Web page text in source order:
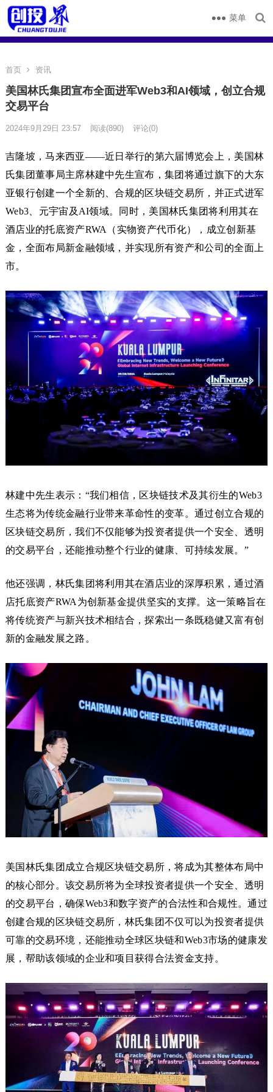
菜单
首页 资讯
美国林氏集团宣布全面进军Web3和AI领域，创立合规
交易平台
2024年9月29日 23:57 阅读(890) 评论(0)
吉隆坡，马来西亚——近日举行的第六届博览会上，美国林
氏集团董事局主席林建中先生宣布，集团将通过旗下的大东
亚银行创建一个全新的、合规的区块链交易所，并正式进军
Web3、元宇宙及AI领域。同时，美国林氏集团将利用其在
酒店业的托底资产RWA（实物资产代币化），成立创新基
金，全面布局新金融领域，并实现所有资产和公司的全面上
市。
林建中先生表示：“我们相信，区块链技术及其衍生的Web3
生态将为传统金融行业带来革命性的变革。通过创立合规的
区块链交易所，我们不仅能够为投资者提供一个安全、透明
的交易平台，还能推动整个行业的健康、可持续发展。”
他还强调，林氏集团将利用其在酒店业的深厚积累，通过酒
店托底资产RWA为创新基金提供坚实的支撑。这一策略旨在
将传统资产与新兴技术相结合，探索出一条既稳健又富有创
新的金融发展之路。
美国林氏集团成立合规区块链交易所，将成为其整体布局中
的核心部分。该交易所将为全球投资者提供一个安全、透明
的交易平台，确保Web3和数字资产的合法性和合规性。通过
创建合规的区块链交易所，林氏集团不仅可以为投资者提供
可靠的交易环境，还能推动全球区块链和Web3市场的健康发
展，帮助该领域的企业和项目获得合法资金支持。